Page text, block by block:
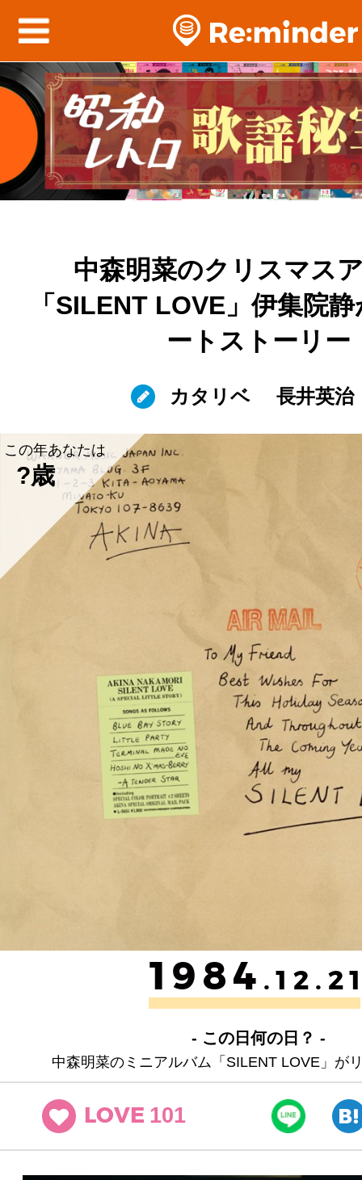
中森明菜のクリスマス
「SILENT LOVE」伊集院
ートストーリー
カタリベ 長井英治
この年あなたは
?歳
1984
- この日何の日？ -
中森明菜のミニアルバム「SILENT LOVE」が
LOVE 101